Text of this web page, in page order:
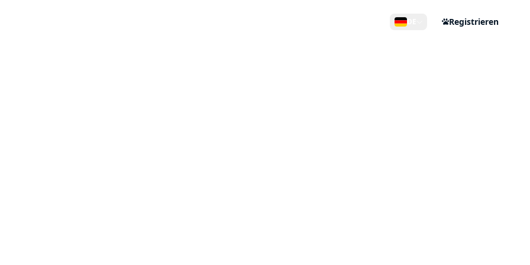
DE Registrieren